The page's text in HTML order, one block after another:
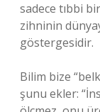
sadece tıbbi
zihninin
göstergesidir.
Bilim bize
şunu ekler: